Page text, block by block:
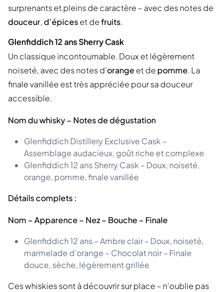
surprenants et pleins de caractère – avec des notes de
douceur,d’épiceset defruits.
Glenfiddich 12 ans Sherry Cask
Un classique incontournable. Doux et légèrement
noiseté, avec des notes d’orange et de pomme. La
finale vanillée est très appréciée pour sa douceur
accessible.
Nom du whisky – Notes de dégustation
Glenfiddich Distillery Exclusive Cask –
Assemblage audacieux, goût riche et complexe
Glenfiddich 12 ans Sherry Cask – Doux, noiseté,
orange, pomme, finale vanillée
Détails complets :
Nom – Apparence – Nez – Bouche – Finale
Glenfiddich 12 ans – Ambre clair – Doux, noiseté,
marmelade d’orange – Chocolat noir – Finale
douce, sèche, légèrement grillée
Ces whiskies sont à découvrir sur place – n’oublie pas